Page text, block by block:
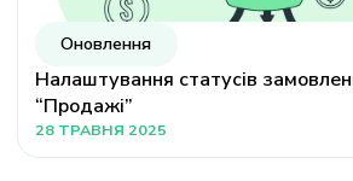
Оновлення
Налаштування статусів
“Продажі”
28 ТРАВНЯ 2025